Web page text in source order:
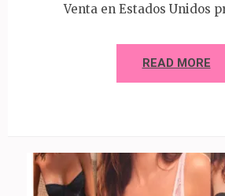
Venta en Estados Unidos
READ MORE